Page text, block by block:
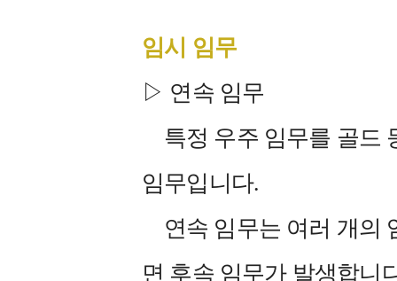
임시 임무
▷ 연속 임무
특정 우주 임무를 골드
임무입니다.
연속 임무는 여러 개의
면 후속 임무가 발생합니